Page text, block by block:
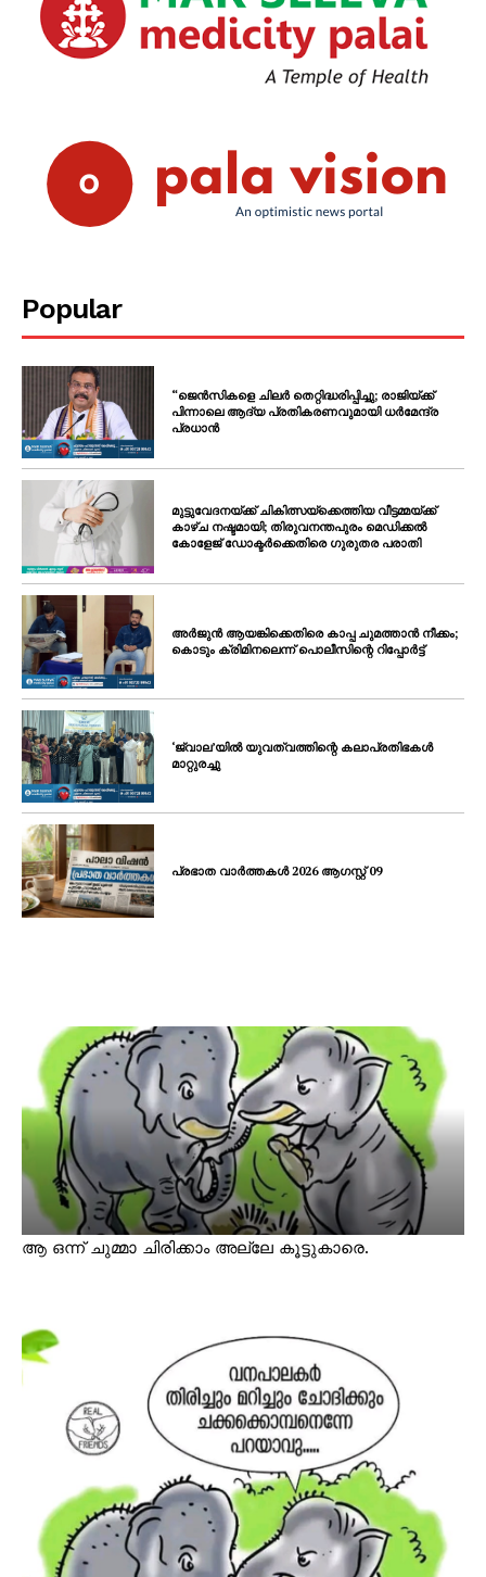
SUBSCRIBE NOW
About
Contact us
Grievance Redressal
Popular
“ജെൻസികളെ ചിലർ തെറ്റിദ്ധരിപ്പിച്ചു; രാജിയ്ക്ക്
പിന്നാലെ ആദ്യ പ്രതികരണവുമായി ധർമേന്ദ്ര
പ്രധാൻ
മുട്ടുവേദനയ്ക്ക് ചികിത്സയ്‌ക്കെത്തിയ വീട്ടമ്മയ്ക്ക്
കാഴ്ച നഷ്ടമായി; തിരുവനന്തപുരം മെഡിക്കൽ
കോളേജ് ഡോക്ടർക്കെതിരെ ഗുരുതര പരാതി
അർജുൻ ആയങ്കിക്കെതിരെ കാപ്പ ചുമത്താൻ നീക്കം;
കൊടും ക്രിമിനലെന്ന് പൊലീസിന്റെ റിപ്പോർട്ട്
‘ജ്വാല’യിൽ യുവത്വത്തിന്റെ കലാപ്രതിഭകൾ
മാറ്റുരച്ചു
പ്രഭാത വാർത്തകൾ 2026 ആഗസ്റ്റ് 09
ആ ഒന്ന് ചുമ്മാ ചിരിക്കാം അല്ലേ കൂട്ടുകാരെ.